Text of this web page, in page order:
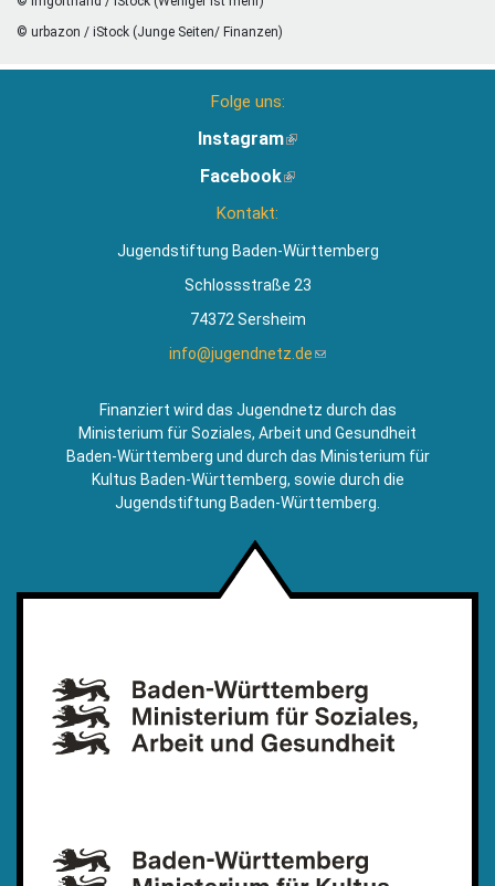
© urbazon / iStock (Junge Seiten/ Finanzen)
Folge uns:
Instagram(Link
extern)
Facebook(Link
Kontakt:
Jugendstiftung Baden-Württemberg
Schlossstraße 23
74372 Sersheim
info@jugendnetz.de(Link
Mail)
Finanziert wird das Jugendnetz durch das
Ministerium für Soziales, Arbeit und Gesundheit
Baden-Württemberg und durch das Ministerium für
Kultus Baden-Württemberg, sowie durch die
Jugendstiftung Baden-Württemberg.